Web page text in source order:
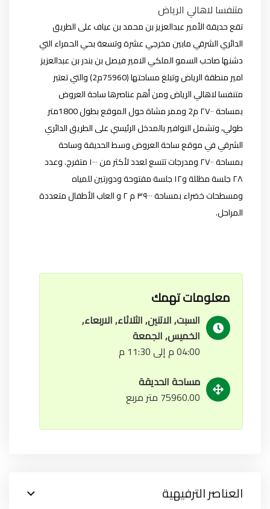
متنفسا لاهالي الرياض
تقع حديقة الأمير عبدالعزيز بن محمد بن عياف على الطريق
الدائري الشرقي مابين مخرجي عشرة وتسعة بحي الحمراء التي
دشنها صاحب السمو الملكي الامير فيصل بن بندر بن عبدالعزيز
امير منطقة الرياض وتبلغ مساحتها (75960م2) والتي تعتبر
متنفسا لاهالي الرياض ومن أهم عناصرها ساحة العروض
بمساحة ٢٧٠٠ م2 وممر مشاة حول الموقع بطول 1800متر
طولي، وتشمل النوافير بالمدخل الرئيسي على الطريق الدائري
الشرقي في موقع ساحة العروض وسط الحديقة وساحة
بمساحة ٢٧٠٠ ومدرجات تتسع لعدد لأكثر من ١٠٠٠ متفرج. وعدد
٢٨ جلسة مظللة و١٢ جلسة مفتوحة ودورتين للمياه
ومسطحات خضراء بمساحة ٣٩٠٠٠ م ٢ و العاب الأطفال متعددة
المراحل.
معلومات تهمك
السبت, الاتنين, الثلاثاء, الاربعاء,
الخميس, الجمعة
04:00 م إلى 11:30 م
مساحة الحديقة
75960.00 متر مربع
العناصر الترفيهية